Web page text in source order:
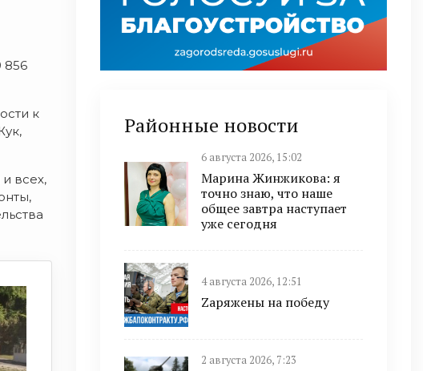
856
к
всех,
Районные новости
6 августа 2026, 15:02
Марина Жинжикова: я
точно знаю, что наше
общее завтра наступает
уже сегодня
4 августа 2026, 12:51
Zаряжены на победу
2 августа 2026, 7:23